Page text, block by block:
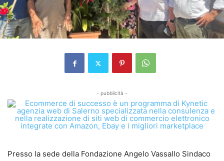
- pubblicità -
Presso la sede della Fondazione Angelo Vassallo Sindaco